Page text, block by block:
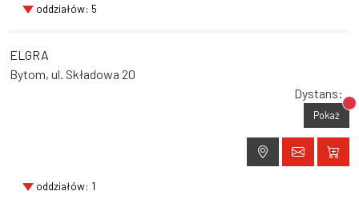
oddziałów: 5
ELGRA
Bytom, ul. Składowa 20
Dystans:
Pokaż
oddziałów: 1